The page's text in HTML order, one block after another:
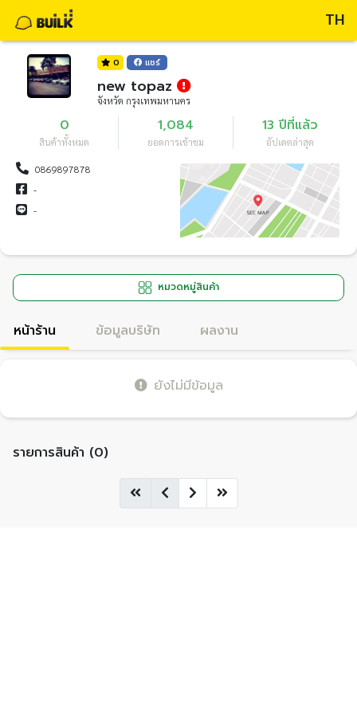
TH
0 แชร์
new topaz
จังหวัด กรุงเทพมหานคร
0
สินค้าทั้งหมด
1,084
ยอดการเข้าชม
13 ปีที่แล้ว
อัปเดตล่าสุด
0869897878
-
-
หมวดหมู่สินค้า
หน้าร้าน ข้อมูลบริษัท ผลงาน
ยังไม่มีข้อมูล
รายการสินค้า (0)